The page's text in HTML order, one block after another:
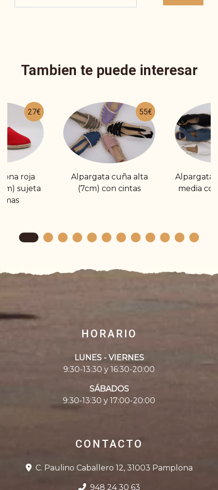
Tambien te puede interesar
27€
roja
sujeta
55€
Alpargata cuña alta
(7cm) con cintas
Alpargata
media
HORARIO
LUNES - VIERNES
9:30-13:30 y 16:30-20:00
SÁBADOS
9:30-13:30 y 17:00-20:00
CONTACTO
C. Paulino Caballero 12, 31003 Pamplona
948 24 30 63